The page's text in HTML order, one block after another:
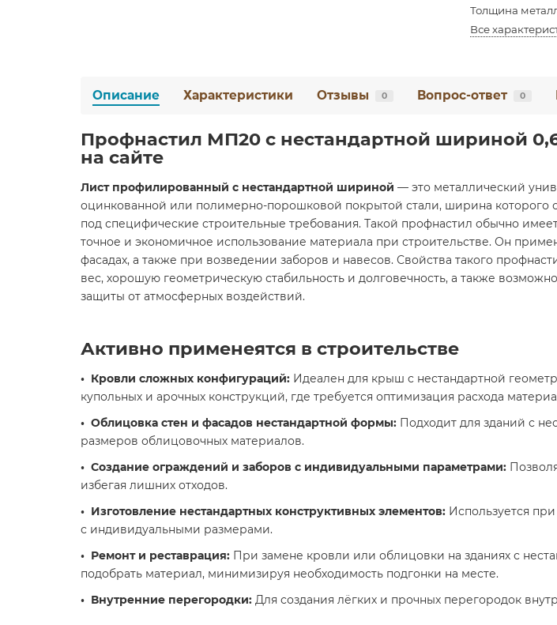
Толщина
Все
Описание Характеристики Отзывы 0 Вопрос-ответ 0
Профнастил МП20 с нестандартной шириной
на сайте
Лист профилированный с нестандартной шириной — это металлический
оцинкованной или полимерно-порошковой покрытой стали, ширина которого
под специфические строительные требования. Такой профнастил обычно
точное и экономичное использование материала при строительстве. Он
фасадах, а также при возведении заборов и навесов. Свойства такого
вес, хорошую геометрическую стабильность и долговечность, а также
защиты от атмосферных воздействий.
Активно применеятся в строительстве
• Кровли сложных конфигураций: Идеален для крыш с нестандартной
купольных и арочных конструкций, где требуется оптимизация расхода
• Облицовка стен и фасадов нестандартной формы: Подходит для зданий с
размеров облицовочных материалов.
• Создание ограждений и заборов с индивидуальными параметрами:
избегая лишних отходов.
• Изготовление нестандартных конструктивных элементов: Используется
с индивидуальными размерами.
• Ремонт и реставрация: При замене кровли или облицовки на зданиях с
подобрать материал, минимизируя необходимость подгонки на месте.
• Внутренние перегородки: Для создания лёгких и прочных перегородок